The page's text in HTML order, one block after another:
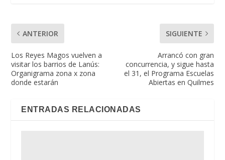
ANTERIOR
Los Reyes Magos vuelven a
visitar los barrios de Lanús:
Organigrama zona x zona
donde estarán
SIGUIENTE
Arrancó con gran
concurrencia, y sigue hasta
el 31, el Programa Escuelas
Abiertas en Quilmes
ENTRADAS RELACIONADAS